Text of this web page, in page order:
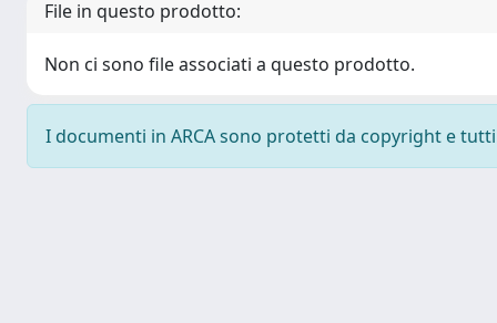
File in questo prodotto:
Non ci sono file associati a questo prodotto.
I documenti in ARCA sono protetti da copyright e